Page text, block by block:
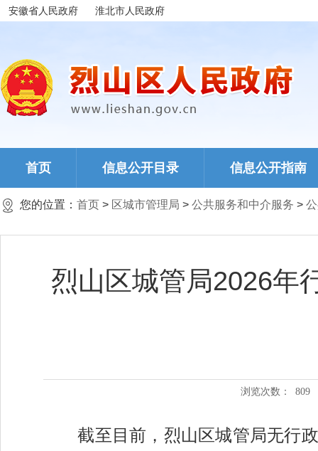
安徽省人民政府 淮北市人民政府
首页 信息公开目录 信息公开指南
您的位置： 首页 > 区城市管理局 > 公共服务和中介服务 >
烈山区城管局2026年
浏览次数： 809
截至目前，烈山区城管局无行